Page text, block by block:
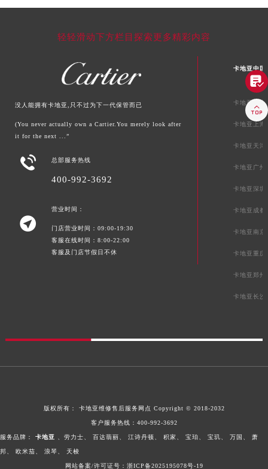
轻轻滑动下方栏目探索更多精彩内容
没人能拥有卡地亚,只不过为下一代保管而已
(You never actually own a Cartier.You merely look after
it for the next ...”
 总部服务热线
400-992-3692

营业时间：
门店营业时间：09:00-19:30
客服在线时间：8:00-22:00
客服及门店节假日不休
卡地亚中国
卡地亚北京
卡地亚上海
卡地亚天津
卡地亚广州
卡地亚深圳
卡地亚成都
卡地亚南京
卡地亚重庆
卡地亚郑州
卡地亚长沙
版权所有： 卡地亚维修售后服务网点 Copyright © 2018-2032
客户服务热线： 400-992-3692
服务品牌： 卡地亚 、劳力士、 百达翡丽、 江诗丹顿、 积家、 宝珀、 宝玑、 万国、 萧
邦、 欧米茄、 浪琴、 天梭
网站备案/许可证号：浙ICP备2025195078号-19

